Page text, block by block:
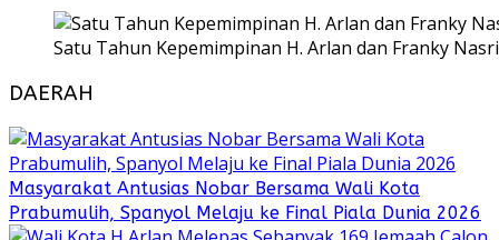
Satu Tahun Kepemimpinan H. Arlan dan Franky
DAERAH
Masyarakat Antusias Nobar Bersama Wali Kota
Prabumulih, Spanyol Melaju ke Final Piala Dunia 2026